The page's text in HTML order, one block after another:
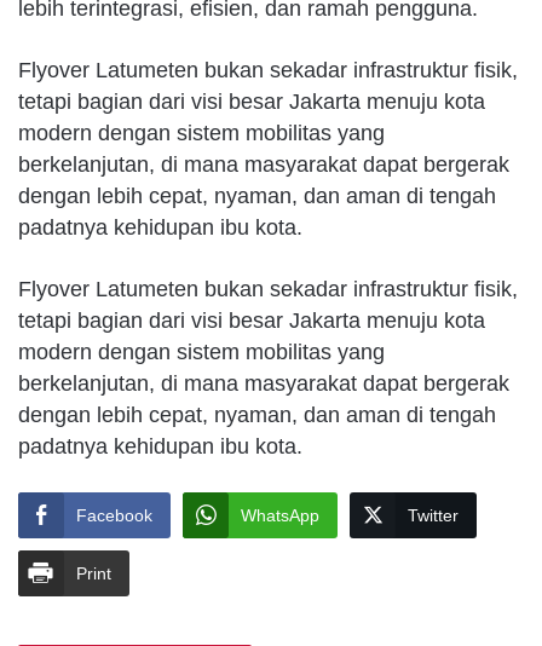
lebih terintegrasi, efisien, dan ramah pengguna.
Flyover Latumeten bukan sekadar infrastruktur fisik,
tetapi bagian dari visi besar Jakarta menuju kota
modern dengan sistem mobilitas yang
berkelanjutan, di mana masyarakat dapat bergerak
dengan lebih cepat, nyaman, dan aman di tengah
padatnya kehidupan ibu kota.
Flyover Latumeten bukan sekadar infrastruktur fisik,
tetapi bagian dari visi besar Jakarta menuju kota
modern dengan sistem mobilitas yang
berkelanjutan, di mana masyarakat dapat bergerak
dengan lebih cepat, nyaman, dan aman di tengah
padatnya kehidupan ibu kota.
Facebook WhatsApp Twitter
Print